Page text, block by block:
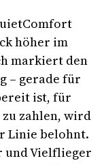
höher im
markiert den
– gerade für
ist, für
zahlen, wird
Linie belohnt.
und Vielflieger